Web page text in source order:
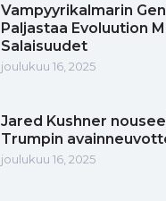
Vampyyrikalmarin
Paljastaa Evoluution
Salaisuudet
joulukuu 16, 2025
Jared Kushner
Trumpin
joulukuu 16, 2025